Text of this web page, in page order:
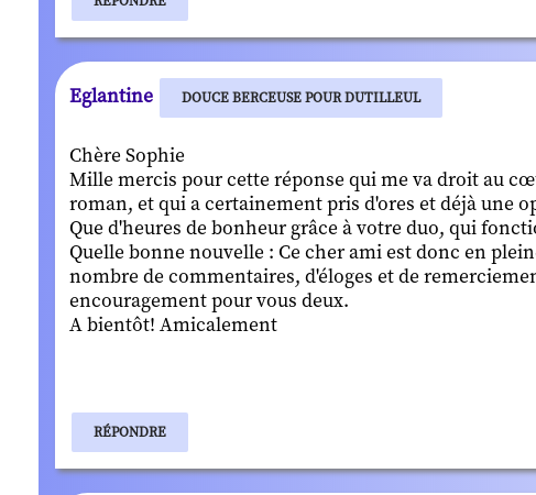
Eglantine DOUCE BERCEUSE POUR DUTILLEUL
Chère Sophie
Mille mercis pour cette réponse qui me va droit au
roman, et qui a certainement pris d'ores et déjà une
Que d'heures de bonheur grâce à votre duo, qui
Quelle bonne nouvelle : Ce cher ami est donc en
nombre de commentaires, d'éloges et de
encouragement pour vous deux.
A bientôt! Amicalement
RÉPONDRE